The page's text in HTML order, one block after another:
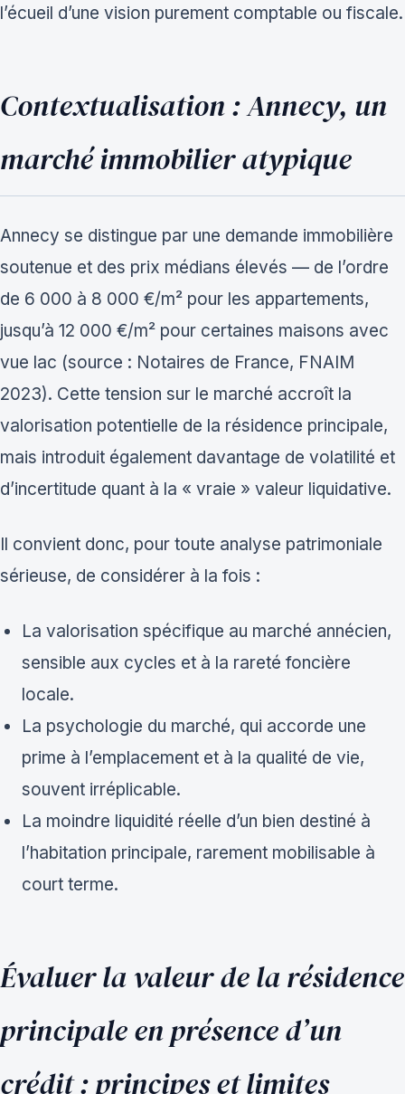
l’écueil d’une vision purement comptable ou fiscale.
Contextualisation : Annecy, un
marché immobilier atypique
Annecy se distingue par une demande immobilière
soutenue et des prix médians élevés — de l’ordre
de 6 000 à 8 000 €/m² pour les appartements,
jusqu’à 12 000 €/m² pour certaines maisons avec
vue lac (source : Notaires de France, FNAIM
2023). Cette tension sur le marché accroît la
valorisation potentielle de la résidence principale,
mais introduit également davantage de volatilité et
d’incertitude quant à la « vraie » valeur liquidative.
Il convient donc, pour toute analyse patrimoniale
sérieuse, de considérer à la fois :
La valorisation spécifique au marché annécien,
sensible aux cycles et à la rareté foncière
locale.
La psychologie du marché, qui accorde une
prime à l’emplacement et à la qualité de vie,
souvent irréplicable.
La moindre liquidité réelle d’un bien destiné à
l’habitation principale, rarement mobilisable à
court terme.
Évaluer la valeur de la résidence
principale en présence d’un
crédit : principes et limites